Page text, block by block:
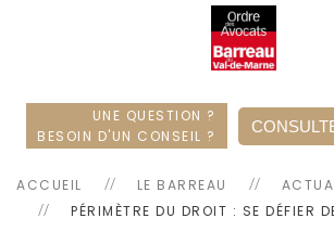
UNE QUESTION ?
BESOIN D'UN CONSEIL ?
ACCUEIL LE BARREAU
PÉRIMÈTRE DU DROIT : SE DÉFIER